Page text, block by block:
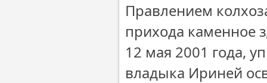
Правлением
прихода каменное
12 мая 2001 года,
владыка Ириней